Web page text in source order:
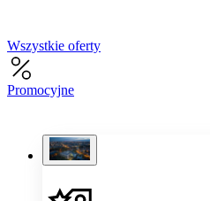
Wszystkie oferty
Promocyjne